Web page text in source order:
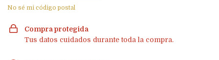
No sé mi código postal
Compra protegida
Tus datos cuidados durante toda la compra.